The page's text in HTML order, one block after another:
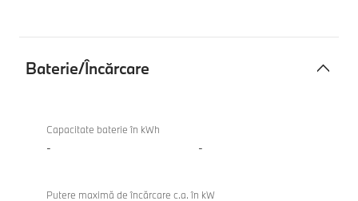
Baterie/Încărcare
Încărcare
Capacitate baterie în kWh
- -
Putere maximă de încărcare c.a. în kW